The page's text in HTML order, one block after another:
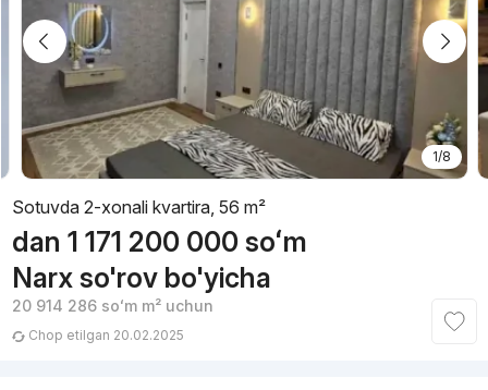
1/8
Sotuvda 2-xonali kvartira, 56 m²
dan 1 171 200 000 soʻm
Narx so'rov bo'yicha
20 914 286 soʻmm² uchun
Chop etilgan 20.02.2025